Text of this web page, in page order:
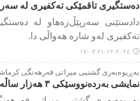
دەستگیری تاقمێکی تەکفیری لە
دادستێنی سەرپێڵ‌زەهاو لە
تەکفیری لەو شارە هەواڵی دا.
٢٠٢٤-١٢-٢١ ١٧:٠٣
بەڕیوەبەری گشتیی میراتی فەرهەنگی
نمایشی بەردەنووسێکی ٣ هەزار ساڵە لە مووزەخانەی تاق‌وەستان